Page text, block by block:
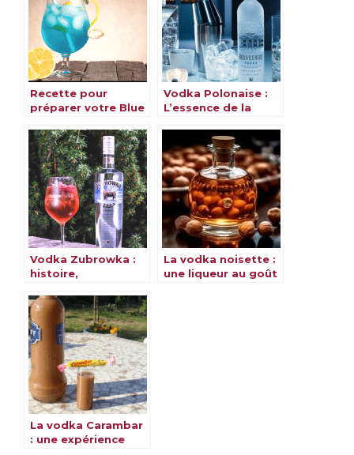
Recette pour
préparer votre Blue
Vodka Polonaise :
L’essence de la
dans un verre
Vodka Zubrowka :
histoire,
recettes
La vodka noisette :
une liqueur au goût
La vodka Carambar
: une expérience